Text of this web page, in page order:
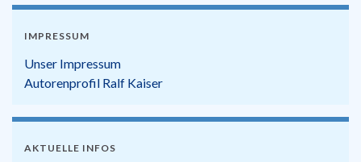
IMPRESSUM
Unser Impressum
Autorenprofil Ralf Kaiser
AKTUELLE INFOS